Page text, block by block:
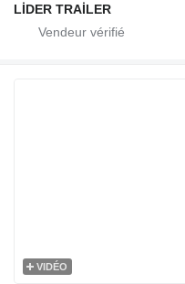
LİDER TRAİLER
VIDÉO